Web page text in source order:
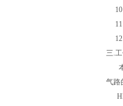
10
11
12
三.工
本
气路